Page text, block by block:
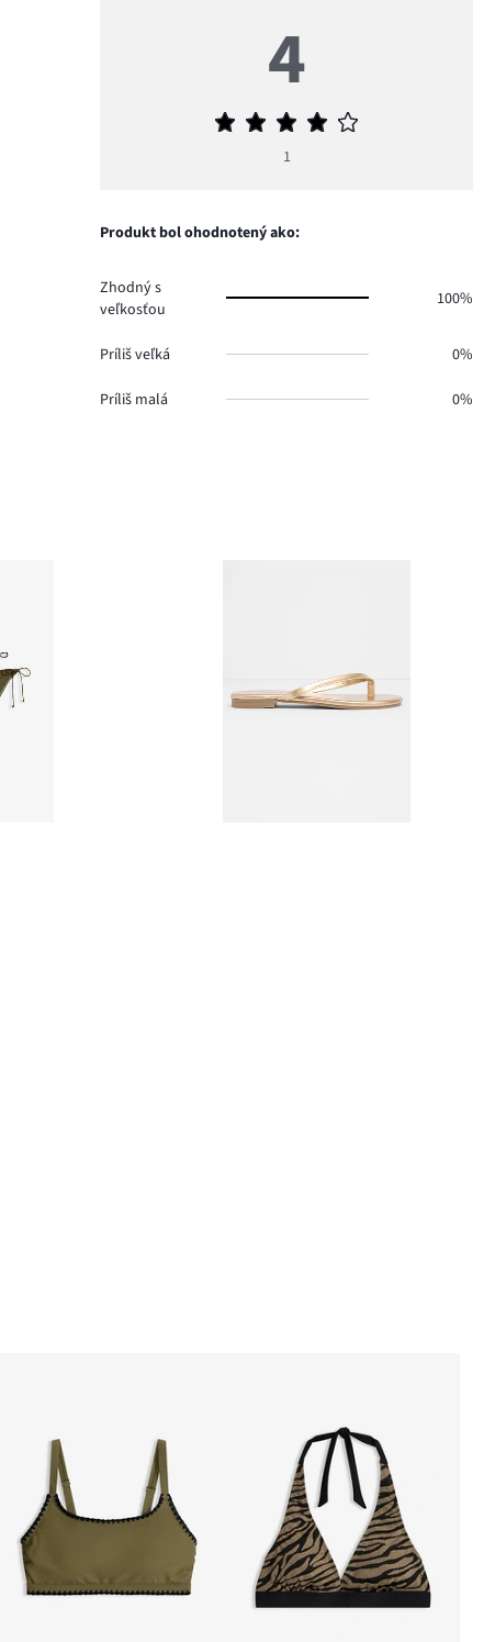
4
Priemerné
4
1
Produkt bol ohodnotený ako:
Zhodný s
veľkosťou
100%
Príliš veľká 0%
Príliš malá 0%